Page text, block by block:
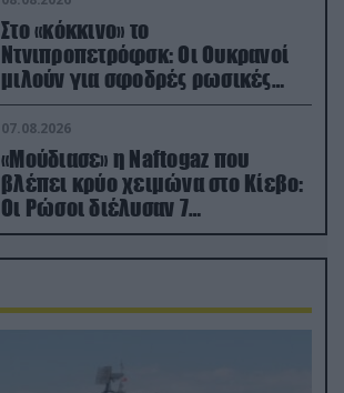
Στο «κόκκινο» το
Ντνιπροπετρόφσκ: Οι Ουκρανοί
μιλούν για σφοδρές ρωσικές
επιθέσεις σε όλη την επικράτεια
07.08.2026
«Μούδιασε» η Naftogaz που
βλέπει κρύο χειμώνα στο Κίεβο:
Οι Ρώσοι διέλυσαν 7
εγκαταστάσεις του ουκρανικού
κολοσσού!